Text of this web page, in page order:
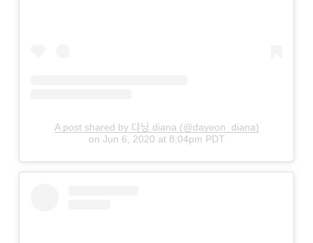
A post shared by 댜닝 diana (@dayeon_diana)
on Jun 6, 2020 at 8:04pm PDT